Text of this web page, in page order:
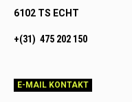
6102 TS ECHT
+(31) 475 202 150
E-MAIL KONTAKT